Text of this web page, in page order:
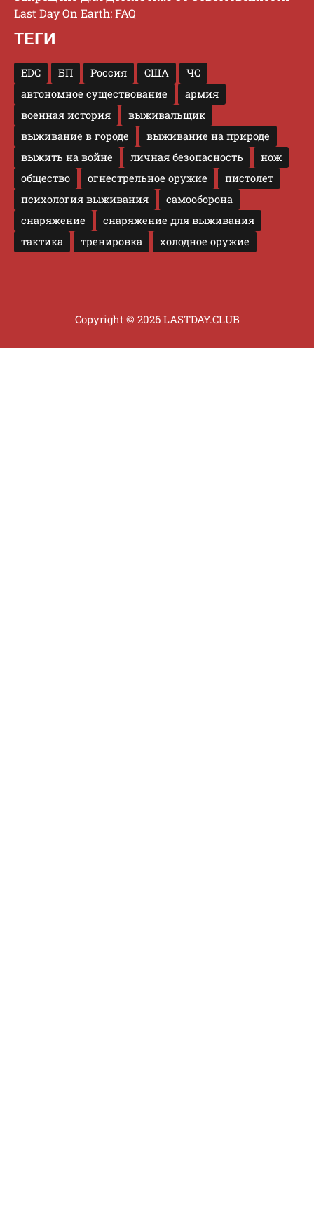
Last Day On Earth: FAQ
ТЕГИ
EDC БП Россия США
ЧС
автономное существование
армия
военная история
выживальщик
выживание в городе
выживание на природе
выжить на войне
личная безопасность
нож
общество
огнестрельное оружие
пистолет
психология выживания
самооборона
снаряжение
снаряжение для выживания
тактика
тренировка холодное оружие
Copyright © 2026 LASTDAY.CLUB